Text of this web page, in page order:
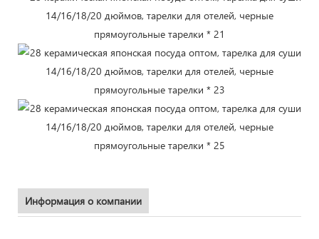
Информация о компании